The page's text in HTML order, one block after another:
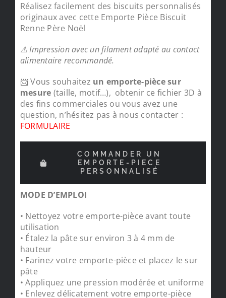
Réalisez facilement des biscuits personnalisés
originaux avec cette Emporte Pièce Biscuit
Renne Père Noël
⚠ Impression avec un filament adapté au contact
alimentaire recommandé.
📨 Vous souhaitez un emporte-pièce sur
mesure (taille, motif…), obtenir ce fichier 3D à
des fins commerciales ou vous avez une
question, n’hésitez pas à nous contacter :
FORMULAIRE
COMMANDER UN
EMPORTE-PIECE
PERSONNALISÉ
MODE D’EMPLOI
• Nettoyez votre emporte-pièce avant toute
utilisation
• Étalez la pâte sur environ 3 à 4 mm de
hauteur
• Farinez votre emporte-pièce et placez le sur
pâte
• Appliquez une pression modérée et uniforme
• Enlevez délicatement votre emporte-pièce